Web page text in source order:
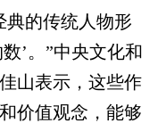
的传统人物形
’。”中央文化和
山表示，这些作
价值观念，能够